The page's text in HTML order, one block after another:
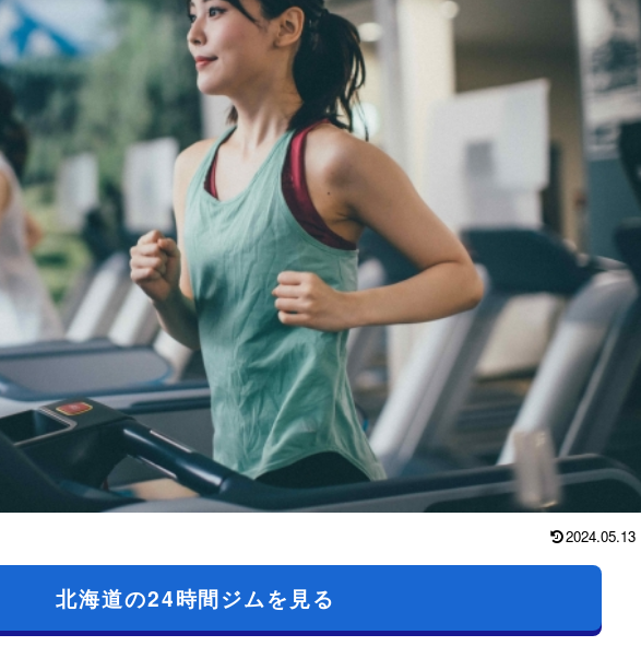
2024.05.13
北海道の24時間ジムを見る